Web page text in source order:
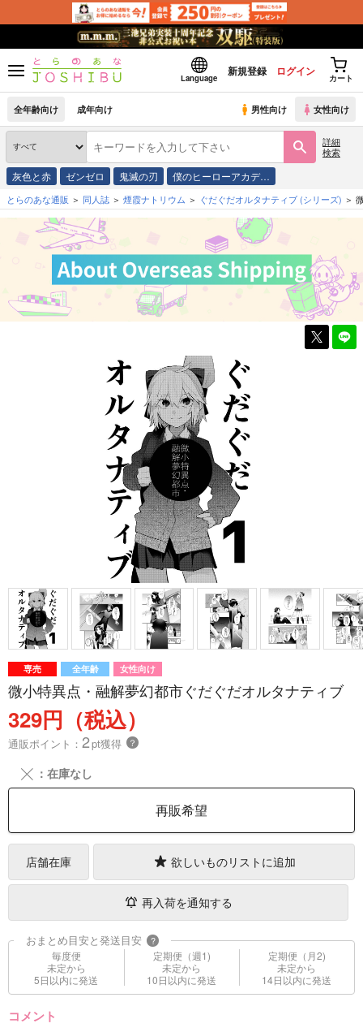
Language
新規登録 ログイン
カート
全年齢向け 成年向け 男性向け 女性向け
詳細
検索
灰色と赤 ゼンゼロ 鬼滅の刃 僕のヒーローアカデ…
とらのあな通販 同人誌 煙霞ナトリウム ぐだぐだオルタナティブ (シリーズ)
専売 全年齢 女性向け
微小特異点・融解夢幻都市ぐだぐだオルタナティブ
329円（税込）
通販ポイント： 2pt獲得 ？
╳ ：在庫なし
再販希望
店舗在庫 欲しいものリストに追加
再入荷を通知する
おまとめ目安と発送目安 ?
毎度便
未定から
5日以内に発送
定期便（週1)
未定から
10日以内に発送
定期便（月2)
未定から
14日以内に発送
コメント